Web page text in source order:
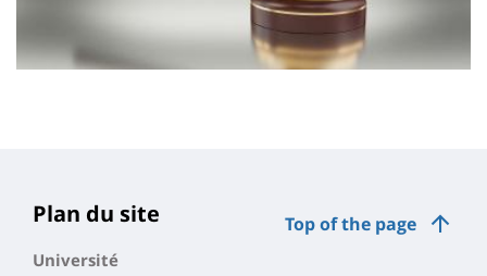
page
principale
Top of the page
Plan du site
Université